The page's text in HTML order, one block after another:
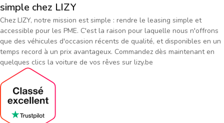
simple chez LIZY
Chez LIZY, notre mission est simple : rendre le leasing simple et
accessible pour les PME. C'est la raison pour laquelle nous n'offrons
que des véhicules d'occasion récents de qualité, et disponibles en un
temps record à un prix avantageux. Commandez dès maintenant en
quelques clics la voiture de vos rêves sur lizy.be